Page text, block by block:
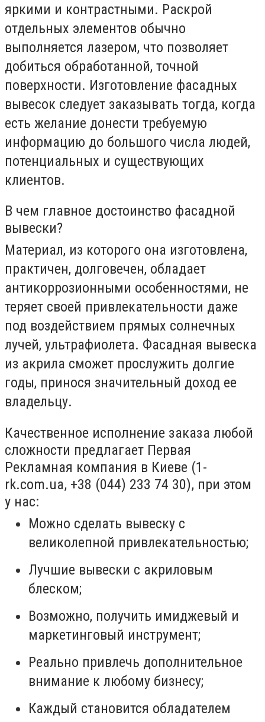
яркими и контрастными. Раскрой
отдельных элементов обычно
выполняется лазером, что позволяет
добиться обработанной, точной
поверхности. Изготовление фасадных
вывесок следует заказывать тогда, когда
есть желание донести требуемую
информацию до большого числа людей,
потенциальных и существующих
клиентов.
В чем главное достоинство фасадной
вывески?
Материал, из которого она изготовлена,
практичен, долговечен, обладает
антикоррозионными особенностями, не
теряет своей привлекательности даже
под воздействием прямых солнечных
лучей, ультрафиолета. Фасадная вывеска
из акрила сможет прослужить долгие
годы, принося значительный доход ее
владельцу.
Качественное исполнение заказа любой
сложности предлагает Первая
Рекламная компания в Киеве (1-
rk.com.ua, +38 (044) 233 74 30), при этом
у нас:
Можно сделать вывеску с
великолепной привлекательностью;
Лучшие вывески с акриловым
блеском;
Возможно, получить имиджевый и
маркетинговый инструмент;
Реально привлечь дополнительное
внимание к любому бизнесу;
Каждый становится обладателем